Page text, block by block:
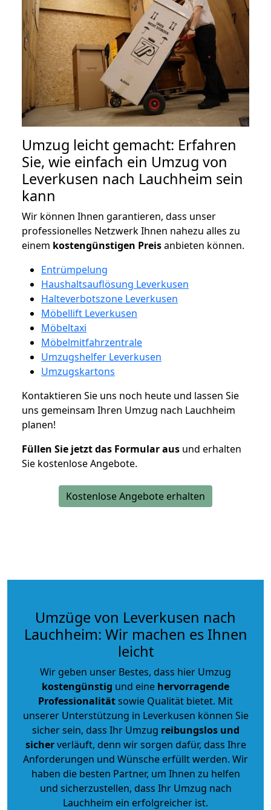
Umzug leicht gemacht: Erfahren
Sie, wie einfach ein Umzug von
Leverkusen nach Lauchheim sein
kann
Wir können Ihnen garantieren, dass unser
professionelles Netzwerk Ihnen nahezu alles zu
einem kostengünstigen Preisanbieten können.
Entrümpelung
Haushaltsauflösung Leverkusen
Halteverbotszone Leverkusen
Möbellift Leverkusen
Möbeltaxi
Möbelmitfahrzentrale
Umzugshelfer Leverkusen
Umzugskartons
Kontaktieren Sie uns noch heute und lassen Sie
uns gemeinsam Ihren Umzug nach Lauchheim
planen!
Füllen Sie jetzt das Formular aus und erhalten
Sie kostenlose Angebote.
Kostenlose Angebote erhalten
Umzüge von Leverkusen nach
Lauchheim: Wir machen es Ihnen
leicht
Wir geben unser Bestes, dass hier Umzug
kostengünstig und eine hervorragende
Professionalitätsowie Qualität bietet. Mit
unserer Unterstützung in Leverkusen können Sie
sicher sein, dass Ihr Umzug reibungslos und
sicherverläuft, denn wir sorgen dafür, dass Ihre
Anforderungen und Wünsche erfüllt werden. Wir
haben die besten Partner, um Ihnen zu helfen
und sicherzustellen, dass Ihr Umzug nach
Lauchheim ein erfolgreicher ist.